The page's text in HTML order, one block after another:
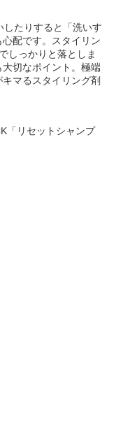
たりすると「洗いす
配です。スタイリン
しっかりと落としま
切なポイント。極端
マるスタイリング剤
「リセットシャンプ